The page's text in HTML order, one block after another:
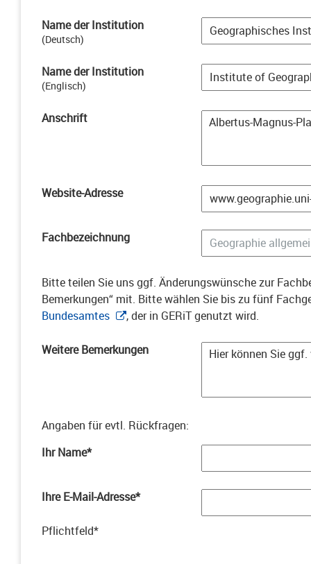
Name der Institution
(Deutsch)
Name der Institution
(Englisch)
Anschrift
Website-Adresse
Fachbezeichnung
Bitte teilen Sie uns ggf. Änderungswünsche zur
Bemerkungen“ mit. Bitte wählen Sie bis zu fünf
Bundesamtes
, der in GERiT genutzt wird.
Weitere Bemerkungen
Angaben für evtl. Rückfragen:
Ihr Name*
Ihre E-Mail-Adresse*
Pflichtfeld*